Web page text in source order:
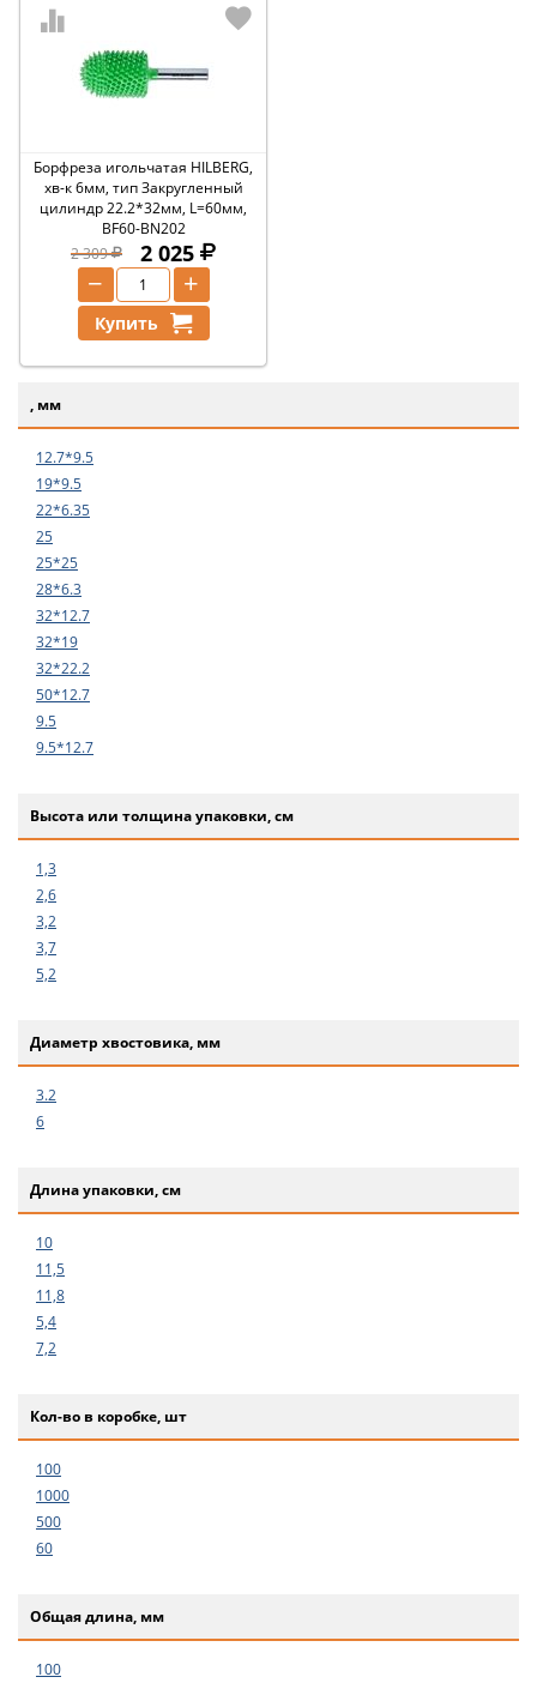
Борфреза игольчатая HILBERG,
хв-к 6мм, тип Закругленный
цилиндр 22.2*32мм, L=60мм,
BF60-BN202
2 309
2 025
+
−
Купить
, мм
12.7*9.5
19*9.5
22*6.35
25
25*25
28*6.3
32*12.7
32*19
32*22.2
50*12.7
9.5
9.5*12.7
Высота или толщина упаковки, см
1,3
2,6
3,2
3,7
5,2
Диаметр хвостовика, мм
3.2
6
Длина упаковки, см
10
11,5
11,8
5,4
7,2
Кол-во в коробке, шт
100
1000
500
60
Общая длина, мм
100